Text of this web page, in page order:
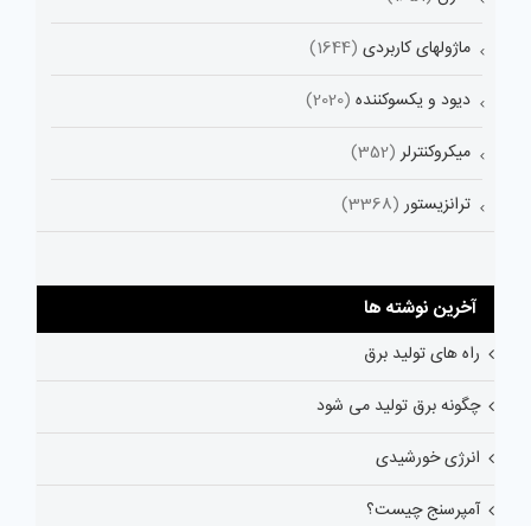
ماژولهای کاربردی (1644)
دیود و یکسوکننده (2020)
میکروکنترلر (352)
ترانزیستور (3368)
آخرین نوشته ها
راه های تولید برق
چگونه برق تولید می شود
انرژی خورشیدی
آمپرسنج چیست؟